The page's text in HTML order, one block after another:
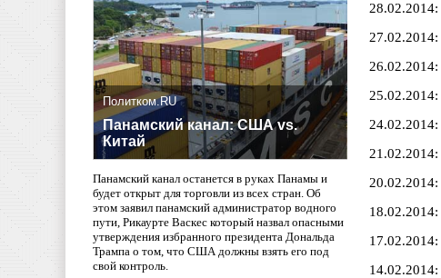
Политком.RU
Панамский канал: США vs.
Китай
Панамский канал останется в руках Панамы и
будет открыт для торговли из всех стран. Об
этом заявил панамский администратор водного
пути, Рикаурте Васкес который назвал опасными
утверждения избранного президента Дональда
Трампа о том, что США должны взять его под
свой контроль.
28.02.2014:
27.02.2014:
26.02.2014:
25.02.2014:
24.02.2014:
21.02.2014:
20.02.2014:
18.02.2014:
17.02.2014:
14.02.2014: